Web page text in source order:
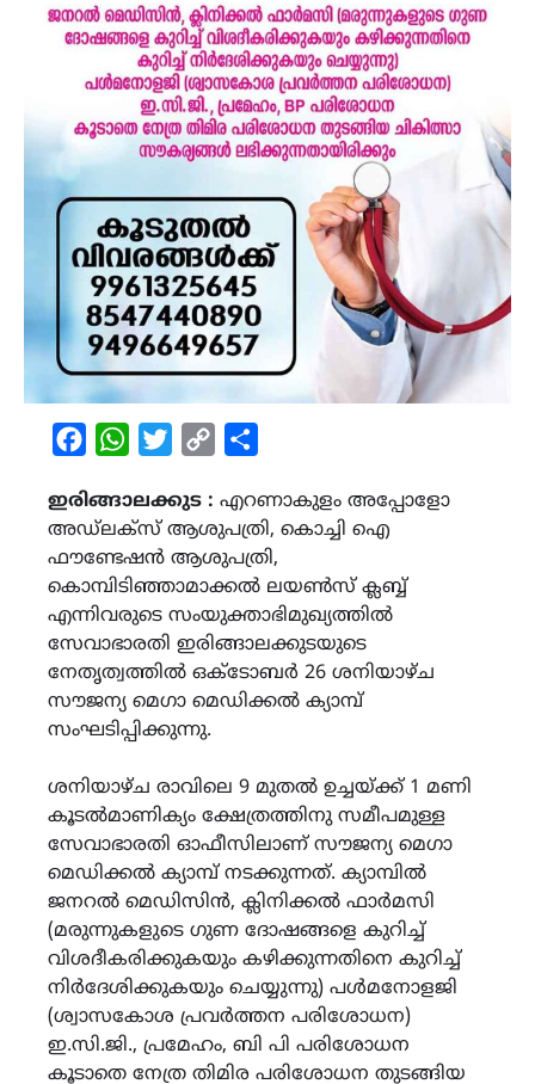
FacebookWhatsAppTwitterCopy
ഇരിങ്ങാലക്കുട : എറണാകുളം അപ്പോളോ
അഡ്‌ലക്‌സ് ആശുപത്രി, കൊച്ചി ഐ
ഫൗണ്ടേഷൻ ആശുപത്രി,
കൊമ്പിടിഞ്ഞാമാക്കൽ ലയൺസ് ക്ലബ്ബ്
എന്നിവരുടെ സംയുക്താഭിമുഖ്യത്തിൽ
സേവാഭാരതി ഇരിങ്ങാലക്കുടയുടെ
നേതൃത്വത്തില്‍ ഒക്ടോബർ 26 ശനിയാഴ്‌ച
സൗജന്യ മെഗാ മെഡിക്കൽ ക്യാമ്പ്
സംഘടിപ്പിക്കുന്നു.
ശനിയാഴ്‌ച രാവിലെ 9 മുതൽ ഉച്ചയ്ക്ക് 1 മണി
കൂടൽമാണിക്യം ക്ഷേത്രത്തിനു സമീപമുള്ള
സേവാഭാരതി ഓഫീസിലാണ് സൗജന്യ മെഗാ
മെഡിക്കൽ ക്യാമ്പ് നടക്കുന്നത്. ക്യാമ്പിൽ
ജനറൽ മെഡിസിൻ, ക്ലിനിക്കൽ ഫാർമസി
(മരുന്നുകളുടെ ഗുണ ദോഷങ്ങളെ കുറിച്ച്
വിശദീകരിക്കുകയും കഴിക്കുന്നതിനെ കുറിച്ച്
നിർദേശിക്കുകയും ചെയ്യുന്നു) പൾമനോളജി
(ശ്വാസകോശ പ്രവർത്തന പരിശോധന)
ഇ.സി.ജി., പ്രമേഹം, ബി പി പരിശോധന
കൂടാതെ നേത്ര തിമിര പരിശോധന തുടങ്ങിയ